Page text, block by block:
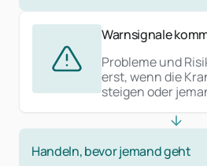
Warnsignale
Probleme und
erst, wenn die
steigen oder
Handeln, bevor jemand geht